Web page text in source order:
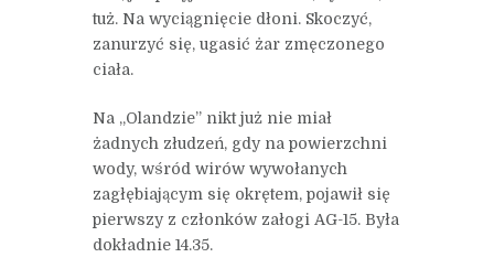
tuż. Na wyciągnięcie dłoni. Skoczyć,
zanurzyć się, ugasić żar zmęczonego
ciała.
Na „Olandzie” nikt już nie miał
żadnych złudzeń, gdy na powierzchni
wody, wśród wirów wywołanych
zagłębiającym się okrętem, pojawił się
pierwszy z członków załogi AG-15. Była
dokładnie 14.35.